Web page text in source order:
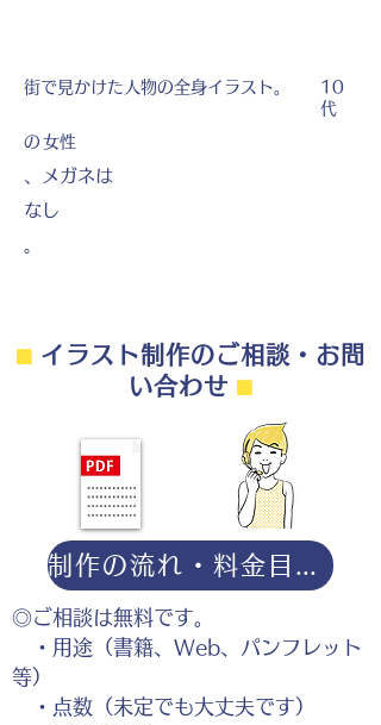
街で見かけた人物の全身イラスト。
10
代
の 女性
、メガネは
なし
。
⬛︎イラスト制作のご相談・お問
い合わせ ⬛︎
◎ご相談は無料です。
・用途（書籍、Web、パンフレット
等）
・点数（未定でも大丈夫です）